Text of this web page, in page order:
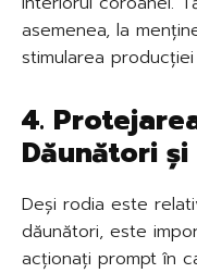
asemenea, la
stimularea
4.
Dăunători
Deși rodia este
dăunători, este
acționați prompt în